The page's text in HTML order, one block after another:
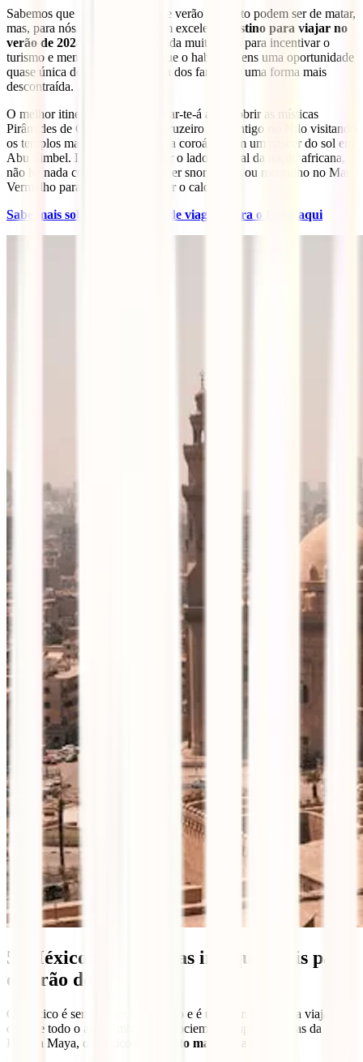
Sabemos que as temperaturas de verão no Egito podem ser de matar,
mas, para nós, continua a ser um excelente
destino para viajar no
verão de 2024
. Com preços ainda muito bons para incentivar o
turismo e menos visitantes do que o habitual, tens uma oportunidade
quase única de desfrutar da terra dos faraós de uma forma mais
descontraída.
O melhor itinerário no Egito levar-te-á a descobrir as místicas
Pirâmides de Gizé, a fazer um cruzeiro pelo antigo rio Nilo visitando
os templos mais espetaculares e a coroá-lo com um nascer do sol em
Abu Simbel. Depois de absorver o lado cultural da nação africana,
não há nada como uns dias a fazer snorkelling ou mergulho no Mar
Vermelho para relaxar e esquecer o calor.
Sabe mais sobre os requisitos de viagem para o Egito aqui
5. México: umas férias inesquecíveis para
o verão de 2024
O México é sempre um bom plano e é um bom lugar para viajar
durante todo o ano. Embora o associemos sempre às praias da
Riviera Maya, o México
tem muito mais para ver.